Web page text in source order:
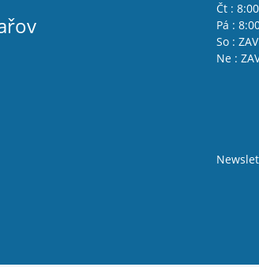
Čt :
Pá :
So :
Ne :